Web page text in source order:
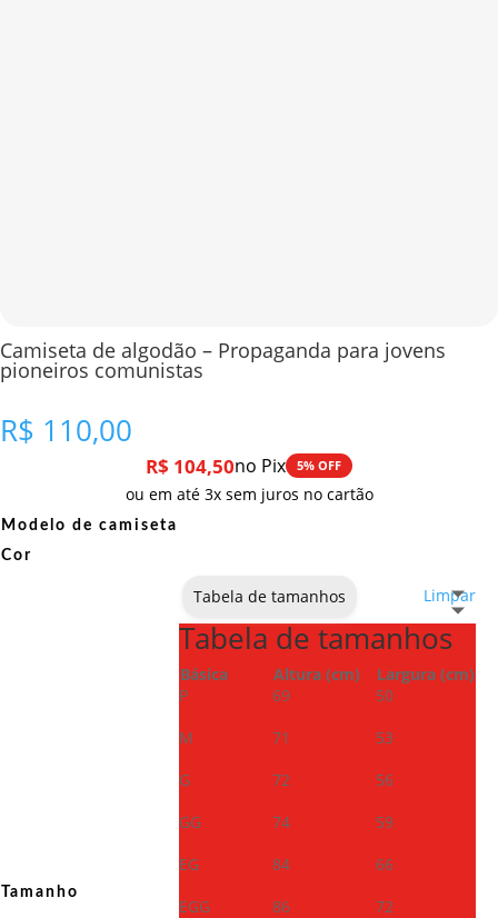
Camiseta de algodão – Propaganda para jovens
pioneiros comunistas
R$ 110,00
R$ 104,50no Pix 5% OFF
ou em até 3x sem juros no cartão
Modelo de camiseta
Cor
Tamanho
Limpar
Tabela de tamanhos
Tabela de tamanhos
Básica Altura (cm)
Largura (cm)
P
69
50
M
71
53
G
72
56
GG
74
59
EG
84
66
EGG
86
72